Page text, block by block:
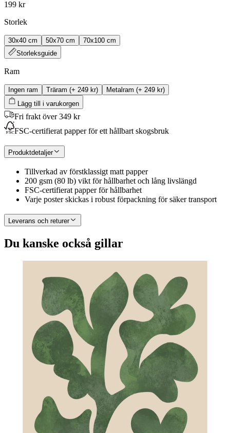
199 kr
Storlek
30x40 cm 50x70 cm
70x100 cm
Storleksguide
Ram
Ingen ram Träram (+ 249 kr) Metalram (+ 249 kr)
Lägg till i varukorgen
Fri frakt över 349 kr
FSC-certifierat papper för ett hållbart skogsbruk
Produktdetaljer
Tillverkad av förstklassigt matt papper
200 gsm (80 lb) vikt för hållbarhet och lång livslängd
FSC-certifierat papper för hållbarhet
Varje poster skickas i robust förpackning för säker transport
Leverans och returer
Du kanske också gillar